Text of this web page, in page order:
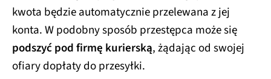
kwota będzie automatycznie przelewana z jej
konta. W podobny sposób przestępca może się
podszyć pod firmę kurierską, żądając od swojej
ofiary dopłaty do przesyłki.